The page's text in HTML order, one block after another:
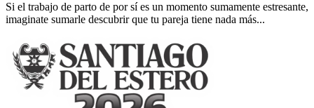
Si el trabajo de parto de por sí es un momento sumamente estresante,
imaginate sumarle descubrir que tu pareja tiene nada más...